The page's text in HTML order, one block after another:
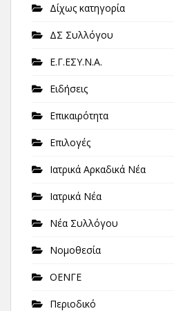
Δίχως κατηγορία
ΔΣ Συλλόγου
Ε.Γ.ΕΣΥ.Ν.Α.
Ειδήσεις
Επικαιρότητα
Επιλογές
Ιατρικά Αρκαδικά Νέα
Ιατρικά Νέα
Νέα Συλλόγου
Νομοθεσία
ΟΕΝΓΕ
Περιοδικό